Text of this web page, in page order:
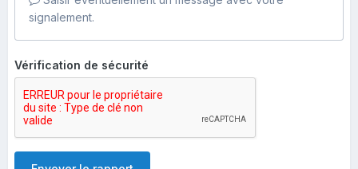
signalement.
Vérification de sécurité